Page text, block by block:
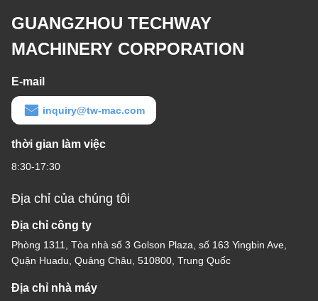
GUANGZHOU TECHWAY
MACHINERY CORPORATION
E-mail
inquiry@tw-mac.com
thời gian làm việc
8:30-17:30
Địa chỉ của chúng tôi
Địa chỉ công ty
Phòng 1311, Tòa nhà số 3 Golson Plaza, số 163 Yingbin Ave,
Quận Huadu, Quảng Châu, 510800, Trung Quốc
Địa chỉ nhà máy